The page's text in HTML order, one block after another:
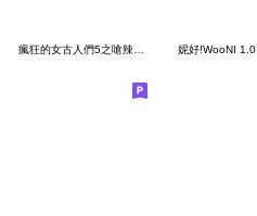
妮好!WooNI 1.0